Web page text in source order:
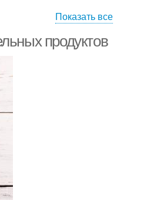
Показать все
продуктов